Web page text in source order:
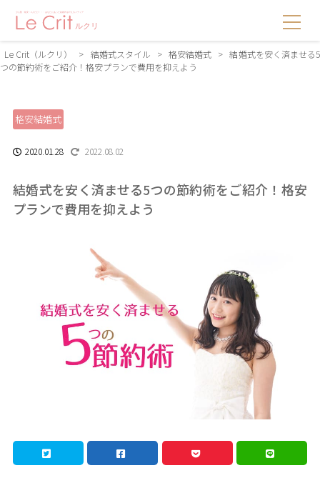
Le Crit（ルクリ） > 結婚式スタイル > 格安結婚式 > 結婚式を安く済ませる5
つの節約術をご紹介！格安プランで費用を抑えよう
格安結婚式
2020.01.28 2022.08.02
結婚式を安く済ませる5つの節約術をご紹介！格安
プランで費用を抑えよう